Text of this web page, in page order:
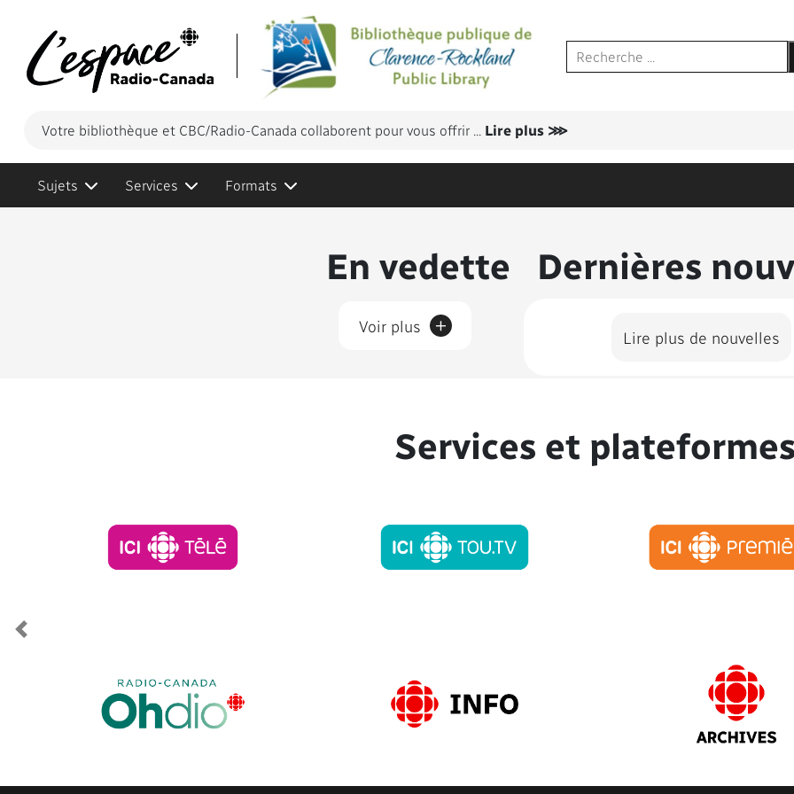
Votre bibliothèque et CBC/Radio-Canada collaborent pour vous offrir ... Lire plus ⋙
Sujets Services Formats
Dernières
Lire plus de nouvelles
En vedette
Voir plus +
Services et
Previous